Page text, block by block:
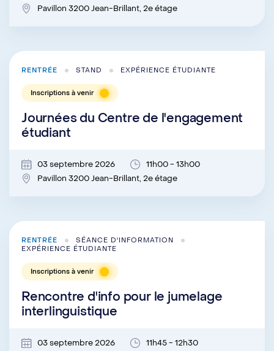
Pavillon 3200 Jean-Brillant, 2e étage
RENTRÉE STAND EXPÉRIENCE ÉTUDIANTE
Inscriptions à venir
Journées du Centre de l'engagement
étudiant
03 septembre 2026
11h00 - 13h00
Pavillon 3200 Jean-Brillant, 2e étage
RENTRÉE
SÉANCE D'INFORMATION
EXPÉRIENCE ÉTUDIANTE
Inscriptions à venir
Rencontre d'info pour le jumelage
interlinguistique
03 septembre 2026
11h45 - 12h30